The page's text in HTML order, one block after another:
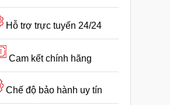
Hỗ trợ trực tuyến 24/24
Cam kết chính hãng
Chế độ bảo hành uy tín